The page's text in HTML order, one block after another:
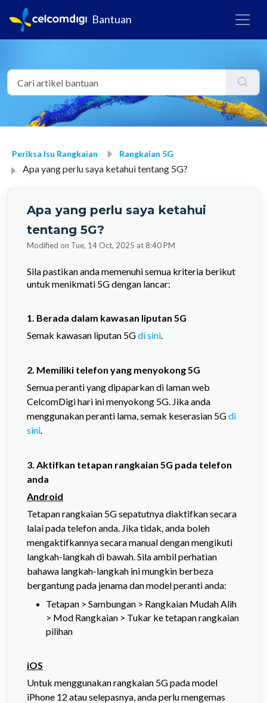
Bantuan
Periksa Isu Rangkaian Rangkaian 5G
Apa yang perlu saya ketahui tentang 5G?
Apa yang perlu saya ketahui
tentang 5G?
Modified on Tue, 14 Oct, 2025 at 8:40 PM
Sila pastikan anda memenuhi semua kriteria berikut
untuk menikmati 5G dengan lancar:
1. Berada dalam kawasan liputan 5G
Semak kawasan liputan 5Gdi sini.
2. Memiliki telefon yang menyokong 5G
Semua peranti yang dipaparkan di laman web
CelcomDigi hari ini menyokong 5G. Jika anda
menggunakan peranti lama, semak keserasian 5Gdi
sini.
3. Aktifkan tetapan rangkaian 5G pada telefon
anda
Android
Tetapan rangkaian 5G sepatutnya diaktifkan secara
lalai pada telefon anda. Jika tidak, anda boleh
mengaktifkannya secara manual dengan mengikuti
langkah-langkah di bawah. Sila ambil perhatian
bahawa langkah-langkah ini mungkin berbeza
bergantung pada jenama dan model peranti anda:
Tetapan > Sambungan > Rangkaian Mudah Alih
> Mod Rangkaian > Tukar ke tetapan rangkaian
pilihan
iOS
Untuk menggunakan rangkaian 5G pada model
iPhone 12 atau selepasnya, anda perlu mengemas